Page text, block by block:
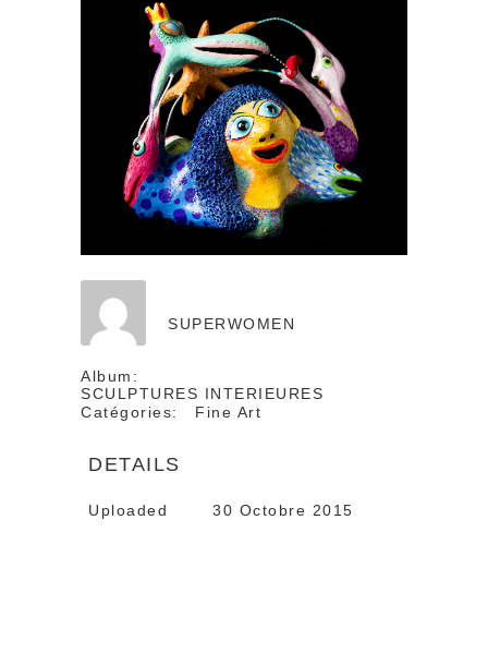
SUPERWOMEN
Album:
SCULPTURES INTERIEURES
Catégories:
Fine Art
DETAILS
Uploaded 30 Octobre 2015